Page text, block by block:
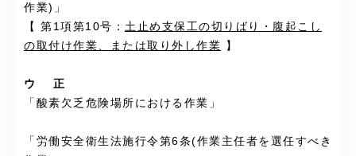
作業)」
【 第1項第10号： 土止め支保工の切りばり・腹起こし
の取付け作業、または取り外し作業 】
ウ 正
「酸素欠乏危険場所における作業」
「労働安全衛生法施行令第6条(作業主任者を選任すべき